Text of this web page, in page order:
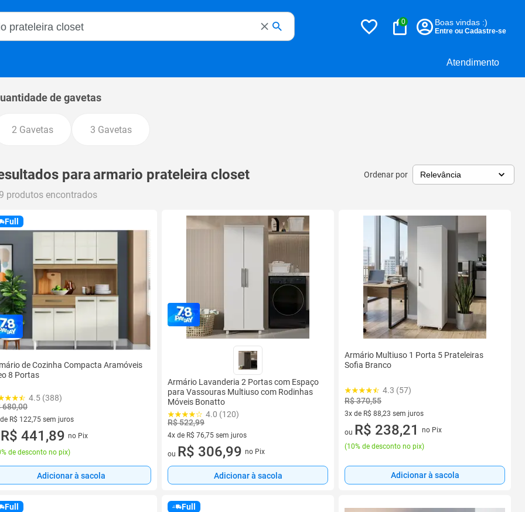
Atendimento
Magalu
0 Boas vindas :)
Entre ou Cadastre-se
de gavetas
2 Gavetas 3 Gavetas
paraarmario prateleira closet Ordenar por
produtos encontrados
Full
de Cozinha Compacta Aramóveis
8 Portas
4.5 (388)
680,00
R$ 122,75 sem juros
de R$ 122,75 sem juros
R$ 441,89 no Pix
de desconto no pix)
Adicionar à sacola
Armário Lavanderia 2 Portas com Espaço
para Vassouras Multiuso com Rodinhas
Móveis Bonatto
4.0 (120)
R$ 522,99
4x de R$ 76,75 sem juros
4 vez de R$ 76,75 sem juros
ou R$ 306,99 no Pix
Adicionar à sacola
Armário Multiuso 1 Porta 5 Prateleiras
Sofia Branco
4.3 (57)
R$ 370,55
3x de R$ 88,23 sem juros
3 vez de R$ 88,23 sem juros
ou R$ 238,21
no Pix
(10% de desconto no pix)
Adicionar à sacola
Full Full